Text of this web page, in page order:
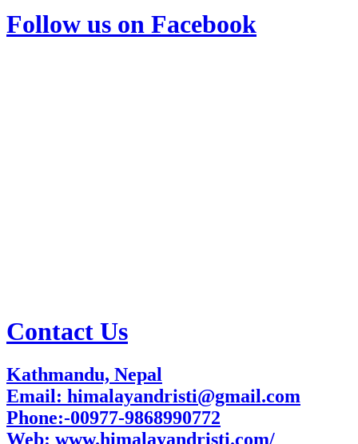
Follow us on Facebook
Contact Us
Kathmandu, Nepal
Email: himalayandristi@gmail.com
Phone:-00977-9868990772
Web: www.himalayandristi.com/